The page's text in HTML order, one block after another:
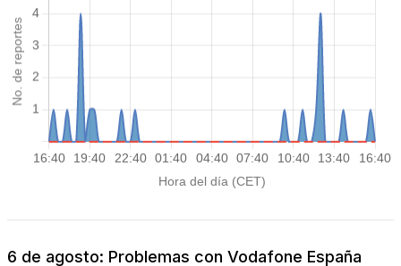
6 de agosto: Problemas con Vodafone España